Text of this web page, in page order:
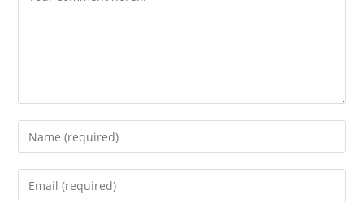
Enter
your
name
Enter
your